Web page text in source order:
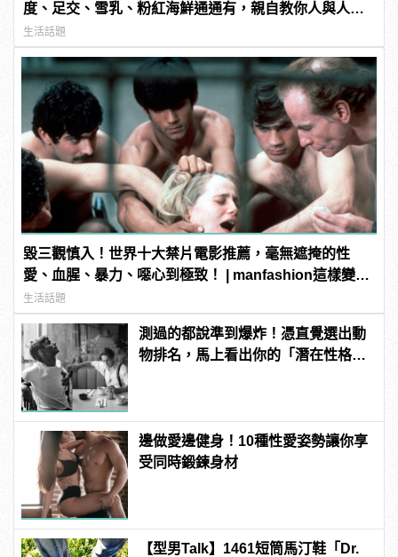
度、足交、雪乳、粉紅海鮮通通有，親自教你人與人的
連結！ | manfashion這樣變型男
生活話題
毀三觀慎入！世界十大禁片電影推薦，毫無遮掩的性
愛、血腥、暴力、噁心到極致！ | manfashion這樣變型
男
生活話題
測過的都說準到爆炸！憑直覺選出動
物排名，馬上看出你的「潛在性格與
邊做愛邊健身！10種性愛姿勢讓你享
受同時鍛鍊身材
【型男Talk】1461短筒馬汀鞋「Dr.